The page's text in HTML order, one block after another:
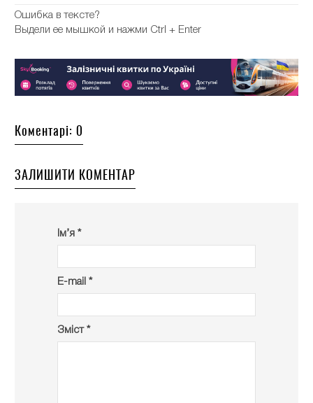
Ошибка в тексте?
Выдели ее мышкой и нажми Ctrl + Enter
Коментарі: 0
ЗАЛИШИТИ КОМЕНТАР
Ім’я *
E-mail *
Зміст *